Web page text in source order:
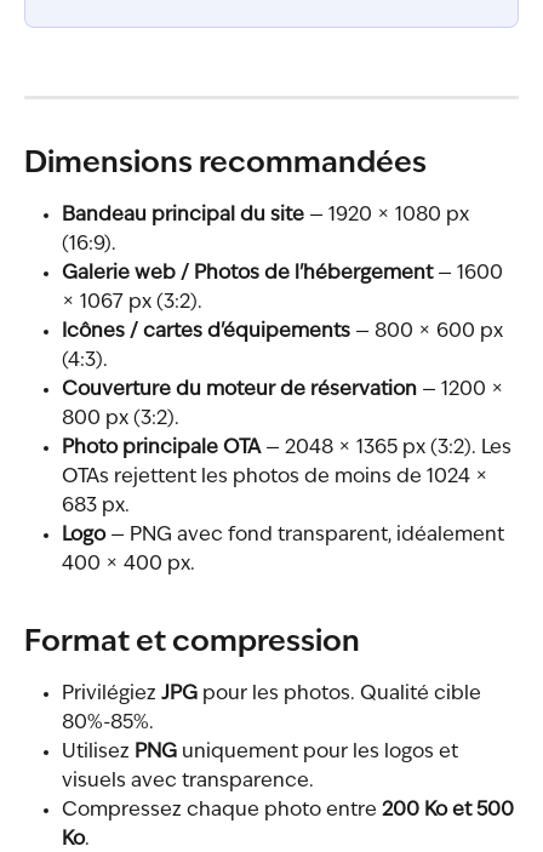
Dimensions recommandées
Bandeau principal du site — 1920 × 1080 px
(16:9).
Galerie web / Photos de l'hébergement — 1600
× 1067 px (3:2).
Icônes / cartes d'équipements — 800 × 600 px
(4:3).
Couverture du moteur de réservation — 1200 ×
800 px (3:2).
Photo principale OTA — 2048 × 1365 px (3:2). Les
OTAs rejettent les photos de moins de 1024 ×
683 px.
Logo — PNG avec fond transparent, idéalement
400 × 400 px.
Format et compression
Privilégiez JPG pour les photos. Qualité cible
80%-85%.
Utilisez PNG uniquement pour les logos et
visuels avec transparence.
Compressez chaque photo entre 200 Ko et 500
Ko.